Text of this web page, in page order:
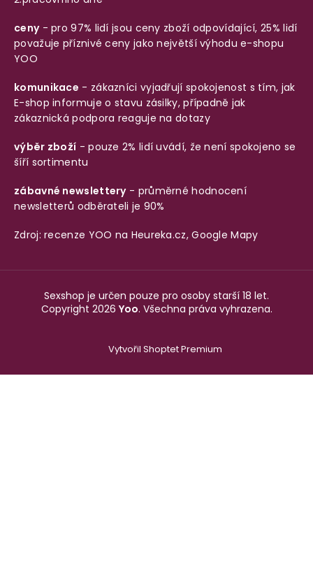
ceny- pro 97% lidí jsou ceny zboží odpovídající, 25% lidí
považuje příznivé ceny jako největší výhodu e-shopu
YOO
komunikace - zákazníci vyjadřují spokojenost s tím, jak
E-shop informuje o stavu zásilky, případně jak
zákaznická podpora reaguje na dotazy
výběr zboží - pouze 2% lidí uvádí, že není spokojeno se
šíří sortimentu
zábavné newslettery- průměrné hodnocení
newsletterů odběrateli je 90%
Zdroj: recenze YOO na Heureka.cz,Google Mapy
Vytvořil Shoptet Premium
Sexshop je určen pouze pro osoby starší 18 let.
Copyright 2026 Yoo. Všechna práva vyhrazena.